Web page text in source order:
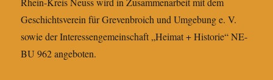
Geschichtsverein für Grevenbroich und Umgebung e. V.
sowie der Interessengemeinschaft „Heimat + Historie“ NE-
BU 962 angeboten.